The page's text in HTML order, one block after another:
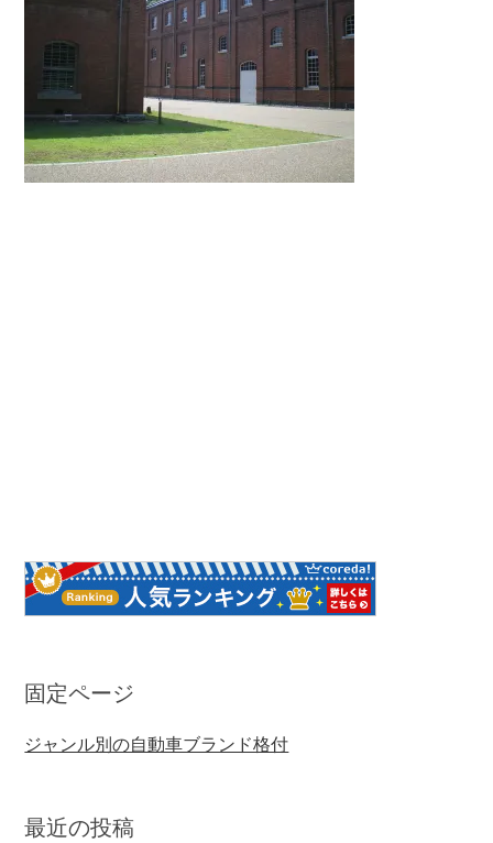
固定ページ
ジャンル別の自動車ブランド格付
最近の投稿